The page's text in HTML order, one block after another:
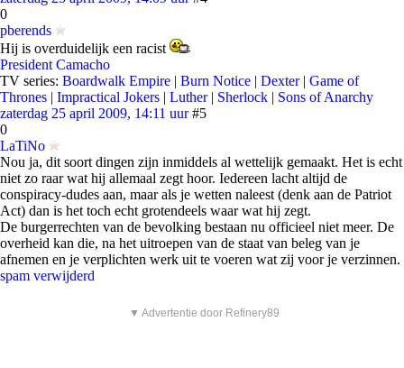
0
pberends
Hij is overduidelijk een racist
President Camacho
TV series: Boardwalk Empire | Burn Notice | Dexter| Game of
Thrones | Impractical Jokers | Luther| Sherlock | Sons of Anarchy
zaterdag 25 april 2009, 14:11 uur #5
0
LaTiNo
Nou ja, dit soort dingen zijn inmiddels al wettelijk gemaakt. Het is echt
niet zo raar wat hij allemaal zegt hoor. Iedereen lacht altijd de
conspiracy-dudes aan, maar als je wetten naleest (denk aan de Patriot
Act) dan is het toch echt grotendeels waar wat hij zegt.
De burgerrechten van de bevolking bestaan nu officieel niet meer. De
overheid kan die, na het uitroepen van de staat van beleg van je
afnemen en je verplichten werk uit te voeren wat zij voor je verzinnen.
spam verwijderd
▼ Advertentie door Refinery89